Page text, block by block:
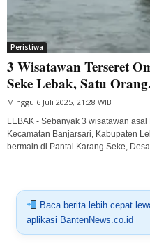
Peristiwa
3 Wisatawan Terseret
Seke Lebak, Satu
Minggu 6 Juli 2025, 21:28 WIB
LEBAK - Sebanyak 3 wisatawan
Kecamatan Banjarsari, Kabupaten
bermain di Pantai Karang Seke,
Baca berita lebih cepat
aplikasi BantenNews.co.id